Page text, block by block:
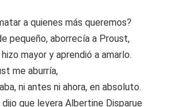
a quienes más queremos?
pequeño, aborrecía a Proust,
mayor y aprendió a amarlo.
me aburría,
ni antes ni ahora, en absoluto.
que leyera Albertine Disparue